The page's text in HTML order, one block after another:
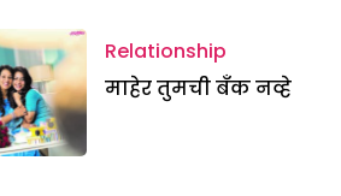
Relationship
माहेर तुमची बँक नव्हे